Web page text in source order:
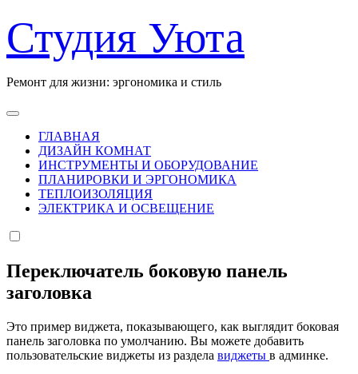
к
содержанию
Студия Уюта
Ремонт для жизни: эргономика и стиль
ГЛАВНАЯ
ДИЗАЙН КОМНАТ
ИНСТРУМЕНТЫ И ОБОРУДОВАНИЕ
ПЛАНИРОВКИ И ЭРГОНОМИКА
ТЕПЛОИЗОЛЯЦИЯ
ЭЛЕКТРИКА И ОСВЕЩЕНИЕ
Переключатель боковую панель
заголовка
Это пример виджета, показывающего, как выглядит боковая
панель заголовка по умолчанию. Вы можете добавить
пользовательские виджеты из раздела виджеты в админке.